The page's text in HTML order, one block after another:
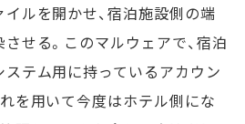
ルを開かせ、宿泊施設側の端
せる。このマルウェアで、宿泊
テム用に持っているアカウン
を用いて今度はホテル側にな